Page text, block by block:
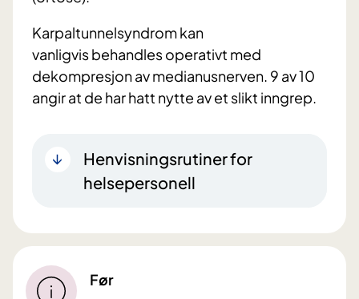
Karpaltunnelsyndrom kan
vanligvis behandles operativt med
dekompresjon av medianusnerven. 9 av 10
angir at de har hatt nytte av et slikt inngrep.
Henvisningsrutiner for
helsepersonell
Før